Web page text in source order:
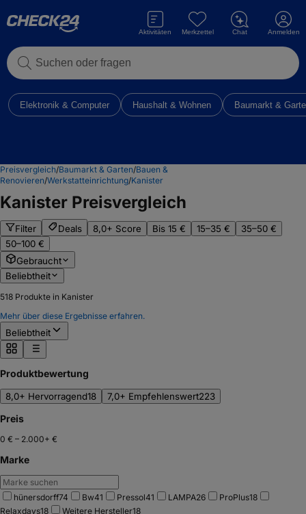
Suchen oder fragen
Aktivitäten Merkzettel Chat Anmelden
Elektronik & Computer Haushalt & Wohnen Baumarkt &
Preisvergleich/Baumarkt & Garten/Bauen &
Renovieren/Werkstatteinrichtung/Kanister
Kanister Preisvergleich
Filter Deals 8,0+ Score Bis 15 € 15–35 €
35–50 €
50–100 €
Gebraucht
Beliebtheit
518 Produkte in Kanister
Mehr über diese Ergebnisse erfahren.
Beliebtheit
Produktbewertung
8,0+ Hervorragend18 7,0+ Empfehlenswert223
Preis
0 € – 2.000+ €
Marke
hünersdorff74 Bw41 Pressol41 LAMPA26 ProPlus18
Relaxdays18 Weitere Hersteller18